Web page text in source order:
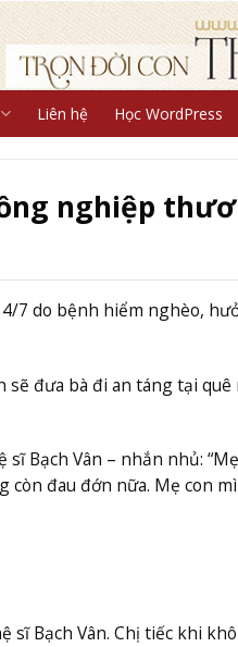
Liên hệ Học WordPress
nghiệp
4/7 do bệnh hiểm nghèo,
sẽ đưa bà đi an táng tại quê
Bạch Vân – nhắn nhủ:
còn đau đớn nữa. Mẹ con
sĩ Bạch Vân. Chị tiếc khi